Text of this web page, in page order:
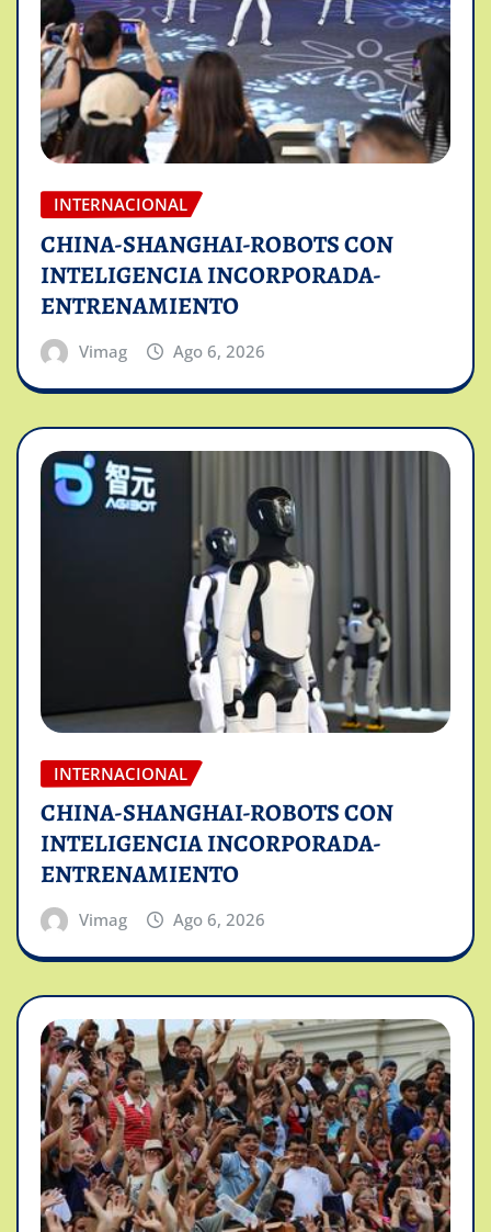
INTERNACIONAL
CHINA-SHANGHAI-ROBOTS CON
INTELIGENCIA INCORPORADA-
ENTRENAMIENTO
Vimag Ago 6, 2026
INTERNACIONAL
CHINA-SHANGHAI-ROBOTS CON
INTELIGENCIA INCORPORADA-
ENTRENAMIENTO
Vimag Ago 6, 2026